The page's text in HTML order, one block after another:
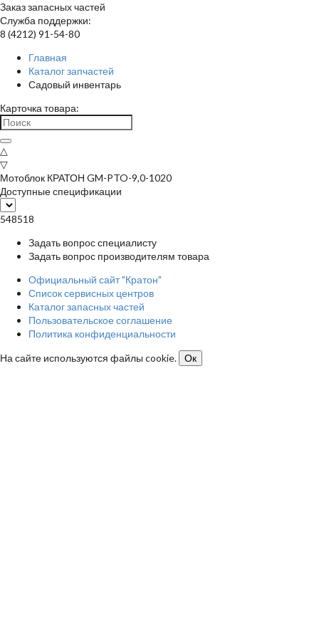
Заказ запасных частей
Служба поддержки:
8 (4212) 91-54-80
Главная
Каталог запчастей
Садовый инвентарь
Карточка товара:
△
▽
Мотоблок КРАТОН GM-PTO-9,0-1020
Доступные спецификации
548518
Задать вопрос специалисту
Задать вопрос производителям товара
Официальный сайт "Кратон"
Список сервисных центров
Каталог запасных частей
Пользовательское соглашение
Политика конфиденциальности
На сайте используются файлы cookie.
Ок